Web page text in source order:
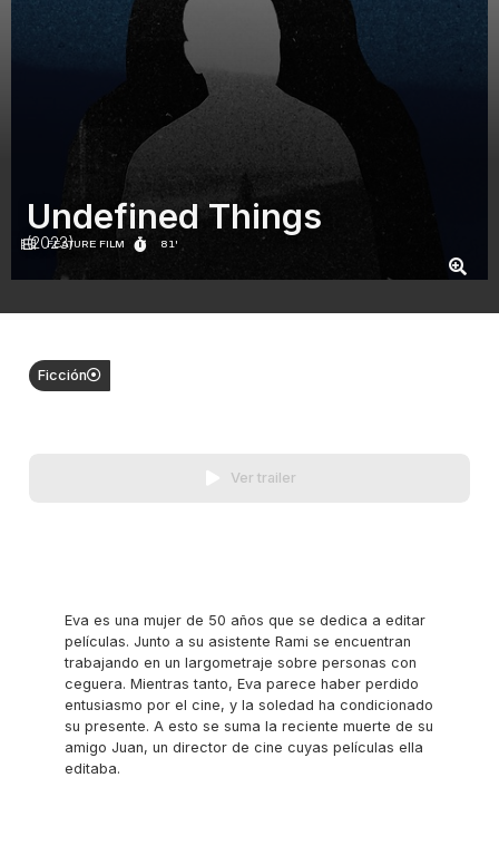
FEATURE FILM 81'
Undefined Things
(2023)
Ficción
Ver trailer
Eva es una mujer de 50 años que se dedica a editar
películas. Junto a su asistente Rami se encuentran
trabajando en un largometraje sobre personas con
ceguera. Mientras tanto, Eva parece haber perdido
entusiasmo por el cine, y la soledad ha condicionado
su presente. A esto se suma la reciente muerte de su
amigo Juan, un director de cine cuyas películas ella
editaba.